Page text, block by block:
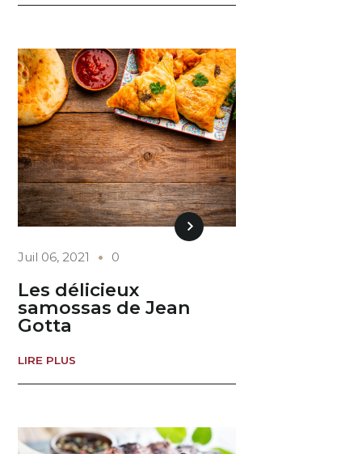
Juil 06, 2021 0
Les délicieux
samossas de Jean
Gotta
LIRE PLUS